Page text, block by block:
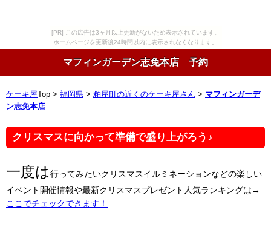
[PR] この広告は3ヶ月以上更新がないため表示されています。
ホームページを更新後24時間以内に表示されなくなります。
マフィンガーデン志免本店 予約
ケーキ屋 Top > 福岡県 > 粕屋町の近くのケーキ屋さん > マフィンガーデ
ン志免本店
クリスマスに向かって準備で盛り上がろう♪
一度は行ってみたいクリスマスイルミネーションなどの楽しい
イベント開催情報や最新クリスマスプレゼント人気ランキングは→
ここでチェックできます！